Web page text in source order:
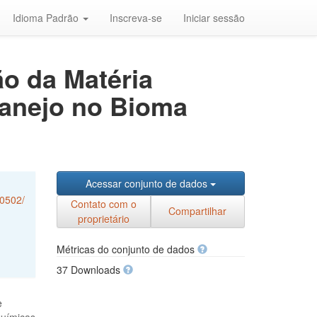
Idioma Padrão Inscreva-se Iniciar sessão
da Matéria
no Bioma
Acessar conjunto de dados
Contato com o
proprietário
Compartilhar
Métricas do conjunto de dados
37 Downloads